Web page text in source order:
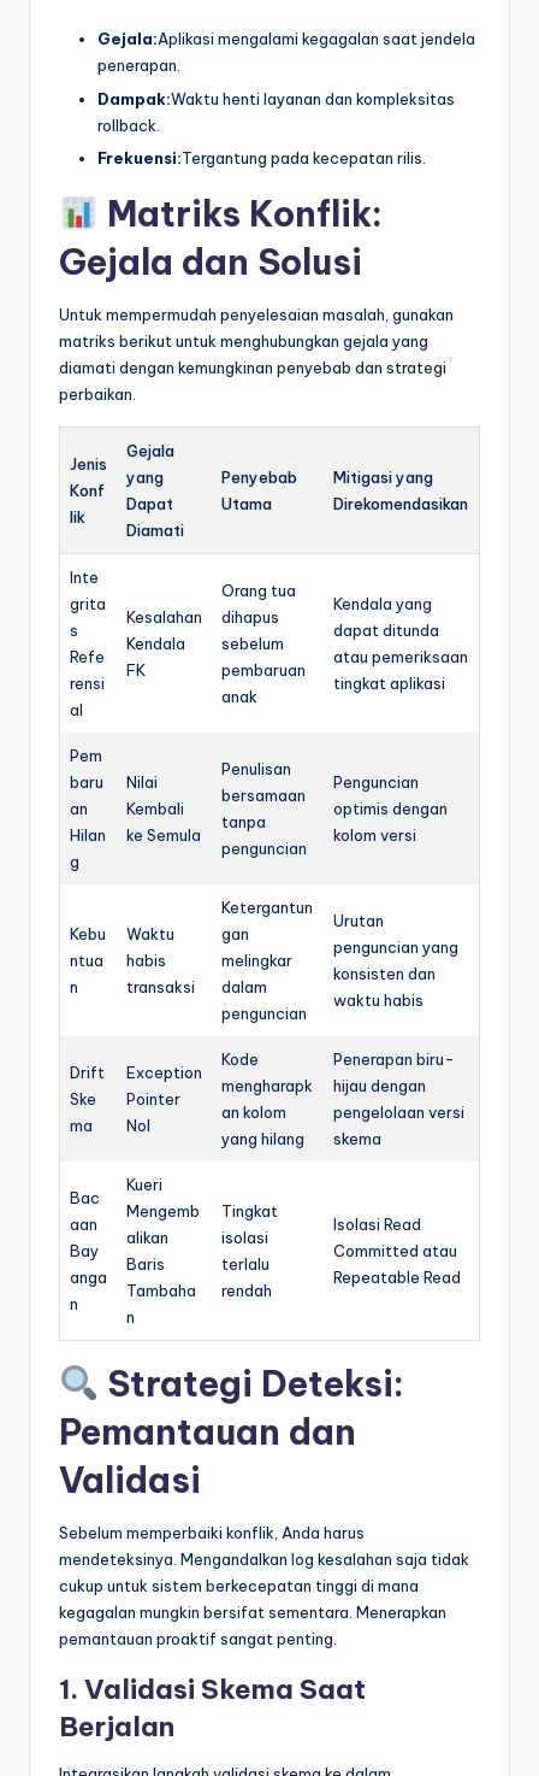
Gejala:Aplikasi mengalami kegagalan saat jendela
penerapan.
Dampak:Waktu henti layanan dan kompleksitas
rollback.
Frekuensi:Tergantung pada kecepatan rilis.
Matriks Konflik:
Gejala dan Solusi
Untuk mempermudah penyelesaian masalah, gunakan
matriks berikut untuk menghubungkan gejala yang
diamati dengan kemungkinan penyebab dan strategi
perbaikan.
Jenis
Konf
lik
Gejala
yang
Dapat
Diamati
Penyebab
Utama
Mitigasi yang
Direkomendasikan
Inte
grita
s
Refe
rensi
al
Kesalahan
Kendala
FK
Orang tua
dihapus
sebelum
pembaruan
anak
Kendala yang
dapat ditunda
atau pemeriksaan
tingkat aplikasi
Pem
baru
an
Hilan
g
Nilai
Kembali
ke Semula
Penulisan
bersamaan
tanpa
penguncian
Penguncian
optimis dengan
kolom versi
Kebu
ntua
n
Waktu
habis
transaksi
Ketergantun
gan
melingkar
dalam
penguncian
Urutan
penguncian yang
konsisten dan
waktu habis
Drift
Ske
ma
Exception
Pointer
Nol
Kode
mengharapk
an kolom
yang hilang
Penerapan biru-
hijau dengan
pengelolaan versi
skema
Bac
aan
Bay
anga
n
Kueri
Mengemb
alikan
Baris
Tambaha
n
Tingkat
isolasi
terlalu
rendah
Isolasi Read
Committed atau
Repeatable Read
Strategi Deteksi:
Pemantauan dan
Validasi
Sebelum memperbaiki konflik, Anda harus
mendeteksinya. Mengandalkan log kesalahan saja tidak
cukup untuk sistem berkecepatan tinggi di mana
kegagalan mungkin bersifat sementara. Menerapkan
pemantauan proaktif sangat penting.
1. Validasi Skema Saat
Berjalan